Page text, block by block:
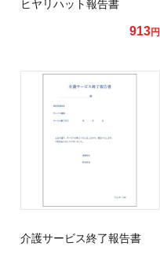
ヒヤリハット報告書
913円
介護サービス終了報告書